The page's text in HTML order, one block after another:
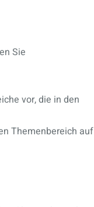
Sie
vor, die in den
Themenbereich auf